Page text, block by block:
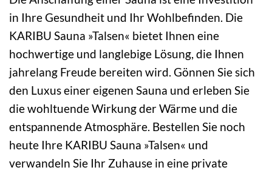
in Ihre Gesundheit und Ihr Wohlbefinden. Die
KARIBU Sauna »Talsen« bietet Ihnen eine
hochwertige und langlebige Lösung, die Ihnen
jahrelang Freude bereiten wird. Gönnen Sie sich
den Luxus einer eigenen Sauna und erleben Sie
die wohltuende Wirkung der Wärme und die
entspannende Atmosphäre. Bestellen Sie noch
heute Ihre KARIBU Sauna »Talsen« und
verwandeln Sie Ihr Zuhause in eine private